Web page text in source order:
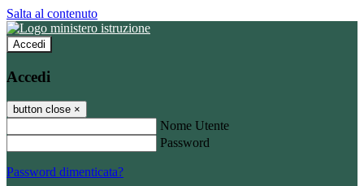
Salta al contenuto
Accedi
Accedi
button close ×
Nome Utente
Password
Password dimenticata?